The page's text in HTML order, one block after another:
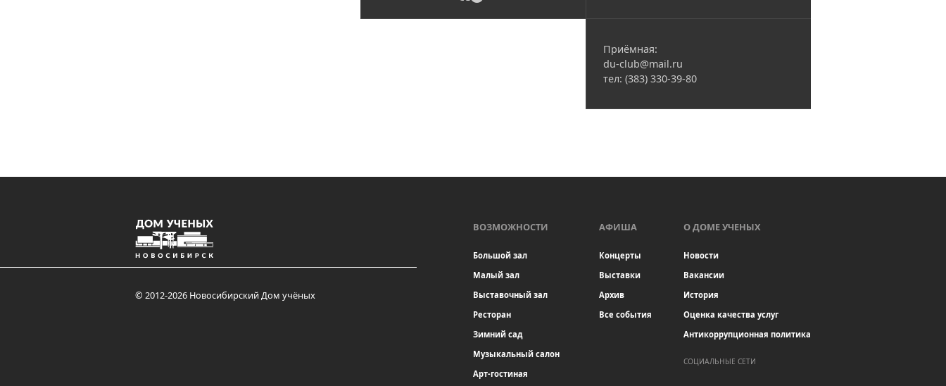
Приёмная:
du-club@mail.ru
тел: (383) 330-39-80
© 2012-2026 Новосибирский Дом учёных
ВОЗМОЖНОСТИ
Большой зал
Малый зал
Выставочный зал
Ресторан
Зимний сад
Музыкальный салон
Арт-гостиная
АФИША
Концерты
Выставки
Архив
Все события
О ДОМЕ УЧЕНЫХ
Новости
Вакансии
История
Оценка качества услуг
Антикоррупционная политика
СОЦИАЛЬНЫЕ СЕТИ